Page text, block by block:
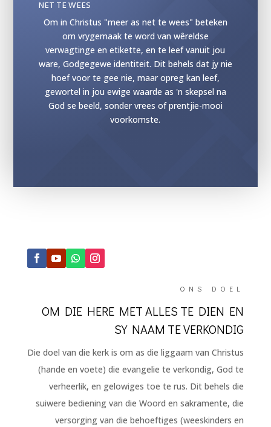
NET TE WEES
Om in Christus "meer as net te wees" beteken
om vrygemaak te word van wêreldse
verwagtinge en etikette, en te leef vanuit jou
ware, Godgegewe identiteit. Dit behels dat jy nie
hoef voor te gee nie, maar opreg kan leef,
gewortel in jou ewige waarde as 'n skepsel na
God se beeld, sonder vrees of prentjie-mooi
voorkomste.
ONS DOEL
OM DIE HERE MET ALLES TE DIEN EN
SY NAAM TE VERKONDIG
Die doel van die kerk is om as die liggaam van Christus
(hande en voete) die evangelie te verkondig, God te
verheerlik, en gelowiges toe te rus. Dit behels die
suiwere bediening van die Woord en sakramente, die
versorging van die behoeftiges (weeskinders en